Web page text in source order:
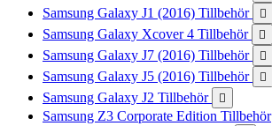
Samsung Galaxy J1 (2016) Tillbehör 
Samsung Galaxy Xcover 4 Tillbehör 
Samsung Galaxy J7 (2016) Tillbehör 
Samsung Galaxy J5 (2016) Tillbehör 
Samsung Galaxy J2 Tillbehör 
Samsung Z3 Corporate Edition Tillbehör